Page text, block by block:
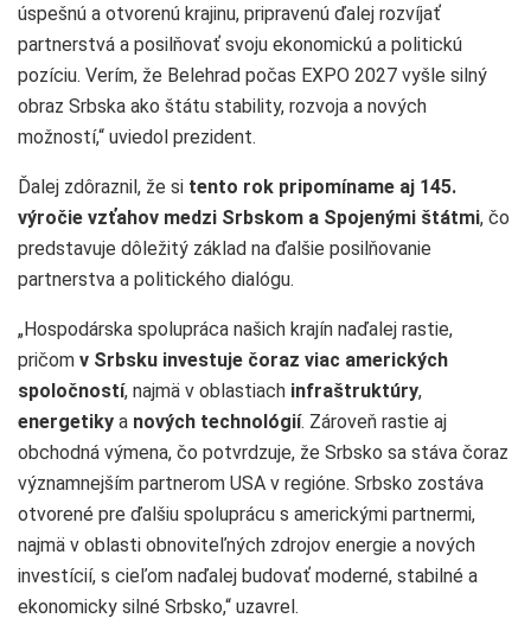
úspešnú a otvorenú krajinu, pripravenú ďalej rozvíjať
partnerstvá a posilňovať svoju ekonomickú a politickú
pozíciu. Verím, že Belehrad počas EXPO 2027 vyšle silný
obraz Srbska ako štátu stability, rozvoja a nových
možností,“ uviedol prezident.
Ďalej zdôraznil, že si tento rok pripomíname aj 145.
výročie vzťahov medzi Srbskom a Spojenými štátmi, čo
predstavuje dôležitý základ na ďalšie posilňovanie
partnerstva a politického dialógu.
„Hospodárska spolupráca našich krajín naďalej rastie,
pričom v Srbsku investuje čoraz viac amerických
spoločností, najmä v oblastiach infraštruktúry,
energetiky a nových technológií. Zároveň rastie aj
obchodná výmena, čo potvrdzuje, že Srbsko sa stáva čoraz
významnejším partnerom USA v regióne. Srbsko zostáva
otvorené pre ďalšiu spoluprácu s americkými partnermi,
najmä v oblasti obnoviteľných zdrojov energie a nových
investícií, s cieľom naďalej budovať moderné, stabilné a
ekonomicky silné Srbsko,“ uzavrel.